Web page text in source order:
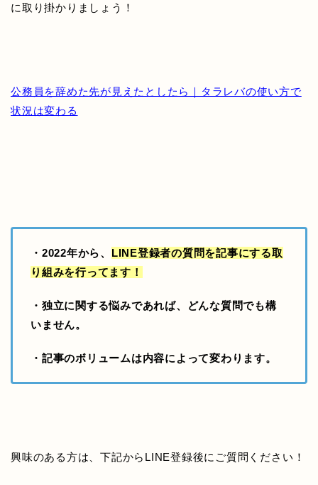
に取り掛かりましょう！
公務員を辞めた先が見えたとしたら｜タラレバの使い方で
状況は変わる
・2022年から、 LINE登録者の質問を記事にする取
り組みを行ってます！
・独立に関する悩みであれば、どんな質問でも構
いません。
・記事のボリュームは内容によって変わります。
興味のある方は、下記からLINE登録後にご質問ください！